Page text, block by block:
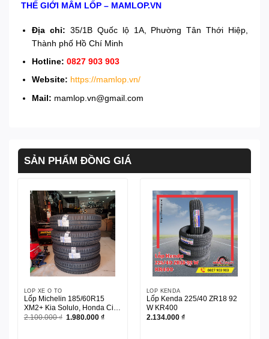
THẾ GIỚI MÂM LỐP – MAMLOP.VN
Địa chỉ: 35/1B Quốc lộ 1A, Phường Tân Thới Hiệp,
Thành phố Hồ Chí Minh
Hotline: 0827 903 903
Website: https://mamlop.vn/
Mail: mamlop.vn@gmail.com
SẢN PHẨM ĐỒNG GIÁ
LỐP XE Ô TÔ
Lốp Michelin 185/60R15
XM2+ Kia Solulo, Honda City,
Swift…
2.100.000₫ Giá
1.980.000₫Giá
LỐP KENDA
Lốp Kenda 225/40 ZR18 92
W KR400
2.134.000 ₫